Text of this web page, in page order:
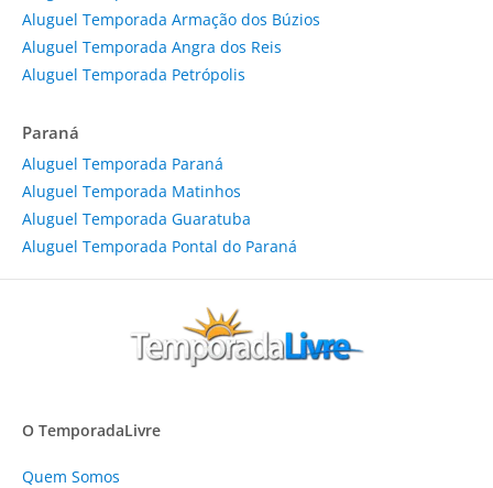
Aluguel Temporada Armação dos Búzios
Aluguel Temporada Angra dos Reis
Aluguel Temporada Petrópolis
Paraná
Aluguel Temporada Paraná
Aluguel Temporada Matinhos
Aluguel Temporada Guaratuba
Aluguel Temporada Pontal do Paraná
O TemporadaLivre
Quem Somos